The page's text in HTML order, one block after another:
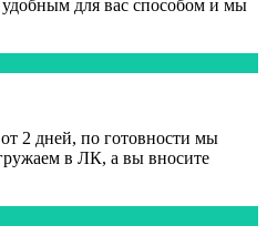
удобным для вас способом и мы
2 дней, по готовности мы
в ЛК, а вы вносите